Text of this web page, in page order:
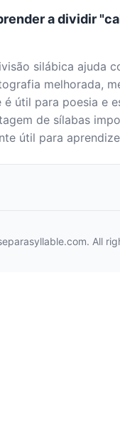
a dividir
silábica ajuda
melhorada,
é útil para poesia e
de sílabas
útil para
All